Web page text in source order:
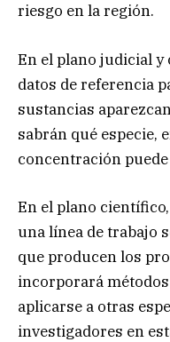
riesgo en la región.
En el plano judicial
datos de referencia
sustancias
sabrán qué especie,
concentración
En el plano
una línea de trabajo
que producen los
incorporará
aplicarse a otras
investigadores en